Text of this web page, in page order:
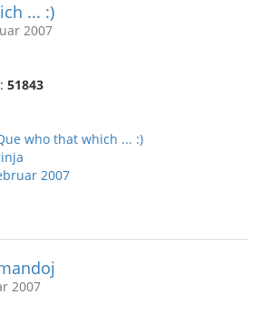
... :)
2007
51843
who that which ... :)
2007
2007